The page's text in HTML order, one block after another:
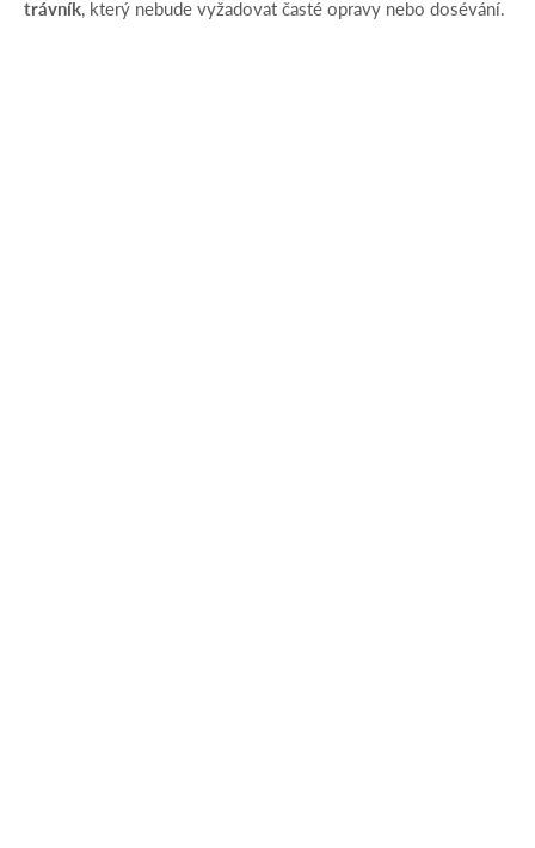
trávník, který nebude vyžadovat časté opravy nebo dosévání.